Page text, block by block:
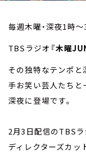
毎週木曜・深夜1時～
TBSラジオ 『木曜
その独特なテンポと
手お笑い芸人たちと
深夜に登場です。
2月3日配信のTBSラ
ディレクターズカッ